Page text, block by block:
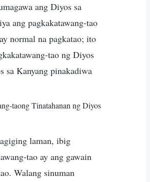
ang Diyos sa
ang pagkakatawang-tao
normal na pagkatao; ito
tao ng Diyos
sa Kanyang pinakadiwa
taong Tinatahanan ng Diyos
laman, ibig
tao ay ang gawain
Walang sinuman